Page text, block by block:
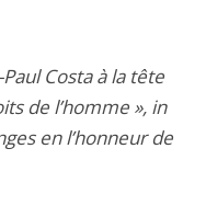
Costa à la tête
de l’homme », in
en l’honneur de